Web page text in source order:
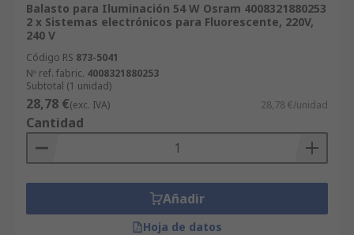
Balasto para Iluminación 54 W Osram 4008321880253
2 x Sistemas electrónicos para Fluorescente, 220V,
240 V
Código RS 873-5041
Nº ref. fabric. 4008321880253
Subtotal (1 unidad)
28,78 €(exc. IVA) 28,78 €/unidad
Cantidad
Añadir
Hoja de datos